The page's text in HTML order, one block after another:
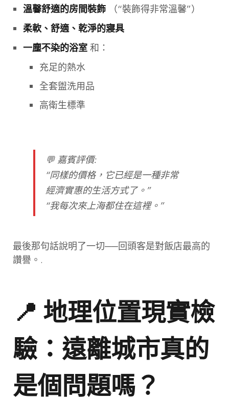
溫馨舒適的房間裝飾（“裝飾得非常溫馨”）
柔軟、舒適、乾淨的寢具
一塵不染的浴室和：
充足的熱水
全套盥洗用品
高衛生標準
💬嘉賓評價:
“同樣的價格，它已經是一種非常
經濟實惠的生活方式了。”
“我每次來上海都住在這裡。”
最後那句話說明了一切──回頭客是對飯店最高的
讚譽。.
📍 地理位置現實檢
驗：遠離城市真的
是個問題嗎？